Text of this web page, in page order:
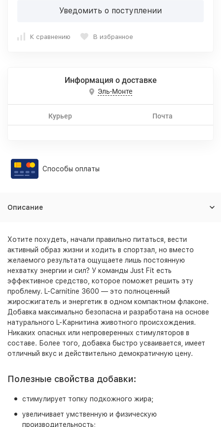
Уведомить о поступлении
К сравнению В избранное
Информация о доставке
Эль-Монте
Курьер Почта
Способы оплаты
Описание
Хотите похудеть, начали правильно питаться, вести
активный образ жизни и ходить в спортзал, но вместо
желаемого результата ощущаете лишь постоянную
нехватку энергии и сил? У команды Just Fit есть
эффективное средство, которое поможет решить эту
проблему. L-Carnitine 3600 — это полноценный
жиросжигатель и энергетик в одном компактном флаконе.
Добавка максимально безопасна и разработана на основе
натурального L-Карнитина животного происхождения.
Никаких опасных или непроверенных стимуляторов в
составе. Более того, добавка быстро усваивается, имеет
отличный вкус и действительно демократичную цену.
Полезные свойства добавки:
стимулирует топку подкожного жира;
увеличивает умственную и физическую
производительность;